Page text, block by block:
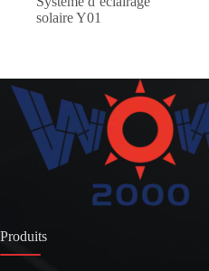
solaire Y01
Produits